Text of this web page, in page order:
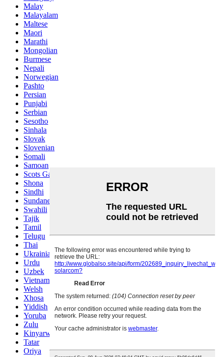
Malay
Malayalam
Maltese
Maori
Marathi
Mongolian
Burmese
Nepali
Norwegian
Pashto
Persian
Punjabi
Serbian
Sesotho
Sinhala
Slovak
Slovenian
Somali
Samoan
Scots Gaelic
Shona
Sindhi
Sundanese
Swahili
Tajik
Tamil
Telugu
Thai
Ukrainian
Urdu
Uzbek
Vietnamese
Welsh
Xhosa
Yiddish
Yoruba
Zulu
Kinyarwanda
Tatar
Oriya